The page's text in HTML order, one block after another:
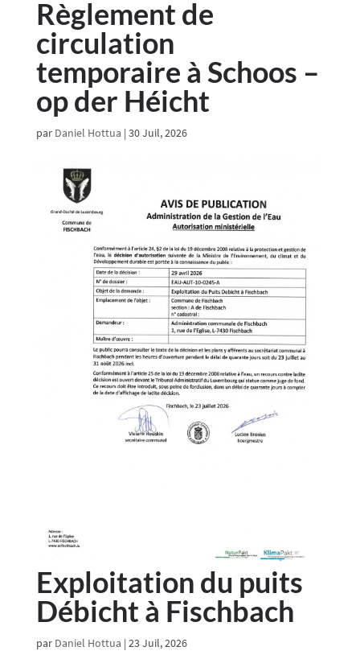
Règlement de
circulation
temporaire à Schoos –
op der Héicht
par Daniel Hottua | 30 Juil, 2026
Exploitation du puits
Débicht à Fischbach
par Daniel Hottua | 23 Juil, 2026